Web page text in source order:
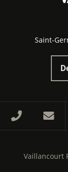
Saint-
Vaillancourt